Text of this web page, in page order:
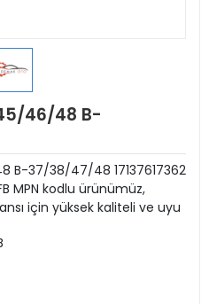
45/46/48 B-
B-37/38/47/48 17137617362
MPN kodlu ürünümüz,
için yüksek kaliteli ve uyu